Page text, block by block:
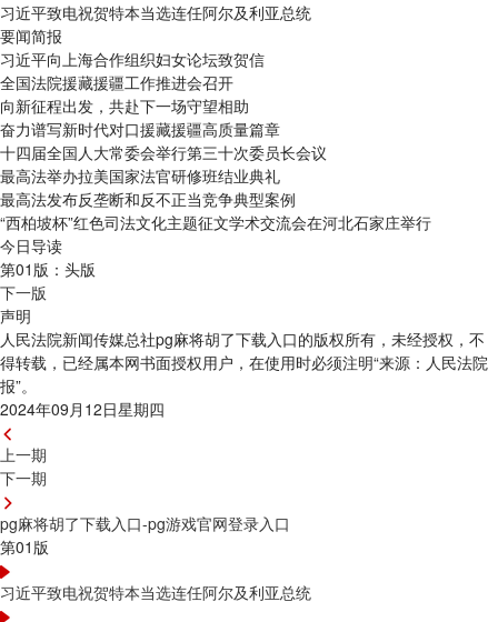
习近平致电祝贺特本当选连任阿尔及利亚总统
要闻简报
习近平向上海合作组织妇女论坛致贺信
全国法院援藏援疆工作推进会召开
向新征程出发，共赴下一场守望相助
奋力谱写新时代对口援藏援疆高质量篇章
十四届全国人大常委会举行第三十次委员长会议
最高法举办拉美国家法官研修班结业典礼
最高法发布反垄断和反不正当竞争典型案例
“西柏坡杯”红色司法文化主题征文学术交流会在河北石家庄举行
今日导读
第01版：头版
下一版
声明
人民法院新闻传媒总社pg麻将胡了下载入口的版权所有，未经授权，不
得转载，已经属本网书面授权用户，在使用时必须注明“来源：人民法院
报”。
2024年09月12日星期四
上一期
下一期
pg麻将胡了下载入口-pg游戏官网登录入口
第01版
习近平致电祝贺特本当选连任阿尔及利亚总统